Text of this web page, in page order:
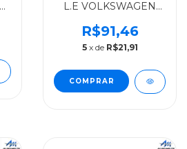
L.E VOLKSWAGEN
2RD821151
R$91,46
5 x de R$21,91